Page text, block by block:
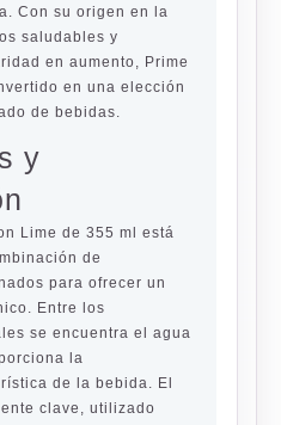
Con su origen en la
saludables y
en aumento, Prime
en una elección
de bebidas.
y
Lime de 355 ml está
de
para ofrecer un
Entre los
se encuentra el agua
la
de la bebida. El
clave, utilizado